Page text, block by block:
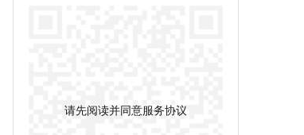
请先阅读并同意服务协议